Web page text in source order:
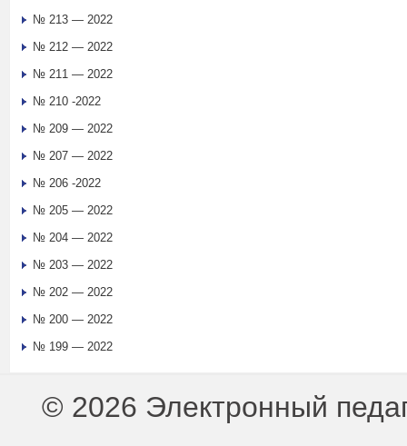
№ 213 — 2022
№ 212 — 2022
№ 211 — 2022
№ 210 -2022
№ 209 — 2022
№ 207 — 2022
№ 206 -2022
№ 205 — 2022
№ 204 — 2022
№ 203 — 2022
№ 202 — 2022
№ 200 — 2022
№ 199 — 2022
© 2026 Электронный